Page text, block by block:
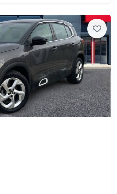
à distance. incluant les
partielle
automatique. feux
réglage en
" tactile. AV et 17.8